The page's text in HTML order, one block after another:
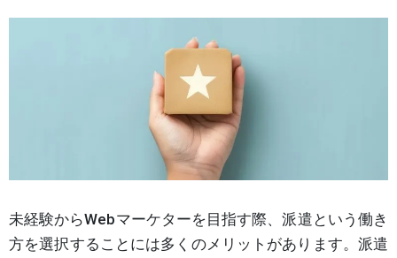
未経験からWebマーケターを目指す際、派遣という働き
方を選択することには多くのメリットがあります。派遣